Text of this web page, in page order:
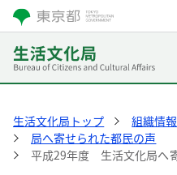
生活文化局トップ 組織情報
局へ寄せられた都民の声
平成29年度 生活文化局へ